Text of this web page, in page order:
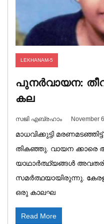
LEKHANAM-5
പുനർവായന:
കല
സജി എബ്രഹാം November
മാധവിക്കുട്ടി
തികഞ്ഞു. വായന ക്കാരെ
യാഥാർത്ഥ്യങ്ങൾ
സമർത്ഥയായിരുന്നു.
ഒരു കാലഘ
Read More